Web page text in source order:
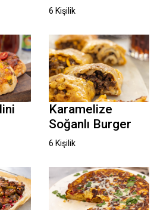
6 Kişilik
Karamelize
Soğanlı Burger
6 Kişilik